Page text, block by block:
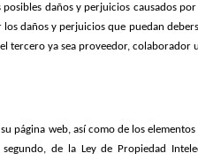
daños y perjuicios causados
daños y perjuicios que puedan
tercero ya sea proveedor, colaborador
página web, así como de los
de la Ley de Propiedad